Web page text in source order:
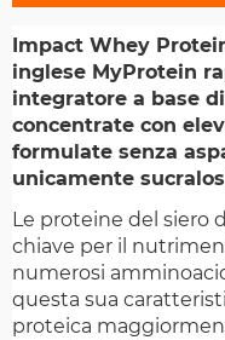
Impact Whey
inglese MyProtein
integratore a base
concentrate con
formulate senza
unicamente
Le proteine del siero
chiave per il
numerosi
questa sua
proteica